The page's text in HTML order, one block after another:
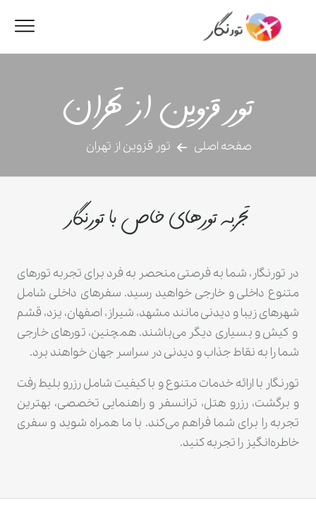
تور قزوین از تهران
صفحه اصلی تور قزوین از تهران
تجربه تورهای خاص با تورنگار
در تورنگار، شما به فرصتی منحصر به فرد برای تجربه تورهای
متنوع داخلی و خارجی خواهید رسید. سفرهای داخلی شامل
شهرهای زیبا و دیدنی مانند مشهد، شیراز، اصفهان، یزد، قشم
و کیش و بسیاری دیگر می‌باشند. همچنین، تورهای خارجی
شما را به نقاط جذاب و دیدنی در سراسر جهان خواهند برد.
تورنگار با ارائه خدمات متنوع و با کیفیت شامل رزرو بلیط رفت
و برگشت، رزرو هتل، ترانسفر و راهنمایی تخصصی، بهترین
تجربه را برای شما فراهم می‌کند. با ما همراه شوید و سفری
خاطره‌انگیز را تجربه کنید.